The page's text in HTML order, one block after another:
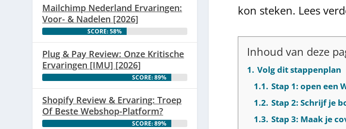
kon steken. Lees
Inhoud van deze
1. Volg dit stappenplan
1.1. Stap 1: open een
1.2. Stap 2: Schrijf je
1.3. Stap 3: Maak je
Mailchimp Nederland Ervaringen:
Voor- & Nadelen [2026]
SCORE: 58%
Plug & Pay Review: Onze Kritische
Ervaringen [IMU] [2026]
SCORE: 89%
Shopify Review & Ervaring: Troep
Of Beste Webshop-Platform?
SCORE: 89%